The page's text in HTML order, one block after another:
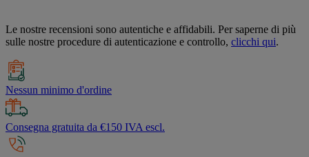
Le nostre recensioni sono autentiche e affidabili. Per saperne di più
sulle nostre procedure di autenticazione e controllo, clicchi qui.
Nessun minimo d'ordine
Consegna gratuita da €150 IVA escl.